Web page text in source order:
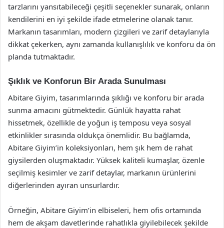
tarzlarını yansıtabileceği çeşitli seçenekler sunarak, onların
kendilerini en iyi şekilde ifade etmelerine olanak tanır.
Markanın tasarımları, modern çizgileri ve zarif detaylarıyla
dikkat çekerken, aynı zamanda kullanışlılık ve konforu da ön
planda tutmaktadır.
Şıklık ve Konforun Bir Arada Sunulması
Abitare Giyim, tasarımlarında şıklığı ve konforu bir arada
sunma amacını gütmektedir. Günlük hayatta rahat
hissetmek, özellikle de yoğun iş temposu veya sosyal
etkinlikler sırasında oldukça önemlidir. Bu bağlamda,
Abitare Giyim’in koleksiyonları, hem şık hem de rahat
giysilerden oluşmaktadır. Yüksek kaliteli kumaşlar, özenle
seçilmiş kesimler ve zarif detaylar, markanın ürünlerini
diğerlerinden ayıran unsurlardır.
Örneğin, Abitare Giyim’in elbiseleri, hem ofis ortamında
hem de akşam davetlerinde rahatlıkla giyilebilecek şekilde